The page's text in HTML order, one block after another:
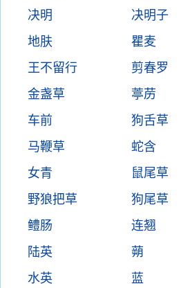
决明
决明子
地肤
瞿麦
王不留行
剪春罗
金盏草
葶苈
车前
狗舌草
马鞭草
蛇含
女青
鼠尾草
野狼把草
狗尾草
鳢肠
连翘
陆英
蒴
水英
蓝